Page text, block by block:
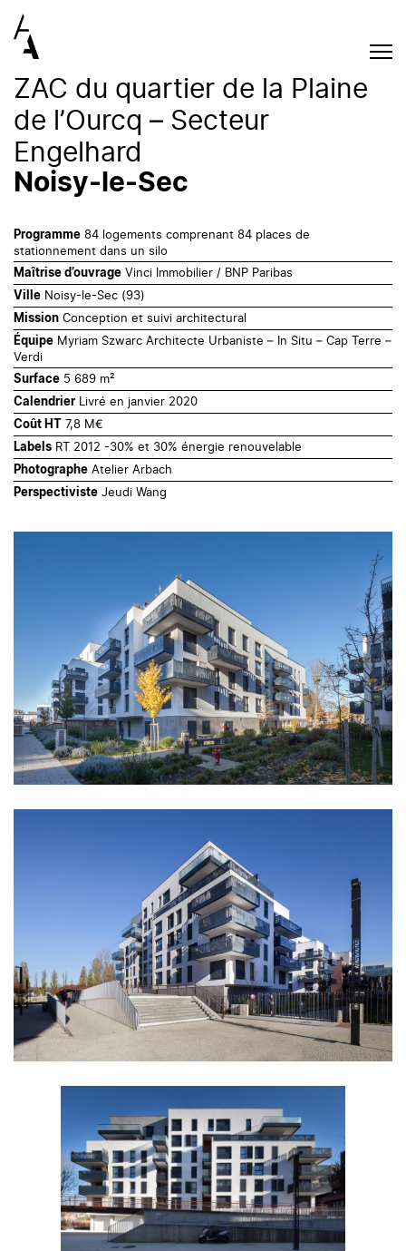
ZAC du quartier de la Plaine
de l’Ourcq – Secteur
Engelhard
Noisy-le-Sec
Programme 84 logements comprenant 84 places de
stationnement dans un silo
Maîtrise d’ouvrage Vinci Immobilier / BNP Paribas
Ville Noisy-le-Sec (93)
Mission Conception et suivi architectural
Équipe Myriam Szwarc Architecte Urbaniste – In Situ – Cap Terre –
Verdi
Surface 5 689 m²
Calendrier Livré en janvier 2020
Coût HT 7,8 M€
Labels RT 2012 -30% et 30% énergie renouvelable
Photographe Atelier Arbach
Perspectiviste Jeudi Wang